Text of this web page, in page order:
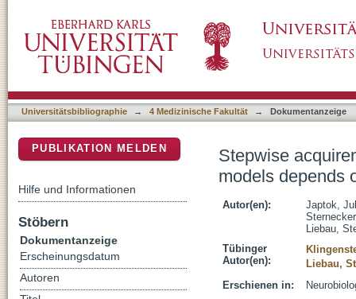
type and neuronal aging
Universitätsbibliographie → 4 Medizinische Fakultät → Dokumentanzeige
Stepwise
models depends
Autor(en):
Japtok,
Liebau,
Tübinger
Autor(en):
Liebau,
Erschienen in:
PUBLIKATION MELDEN
Hilfe und Informationen
Stöbern
Dokumentanzeige
Erscheinungsdatum
Autoren